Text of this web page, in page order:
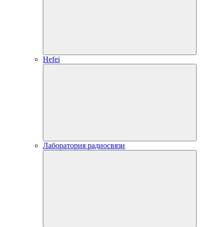
Hefei
Лаборатория радиосвязи